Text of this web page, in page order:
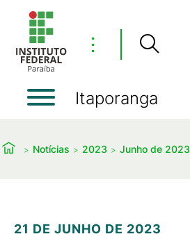
⋮
Itaporanga
Notícias 2023 Junho de 2023
21 DE JUNHO DE 2023